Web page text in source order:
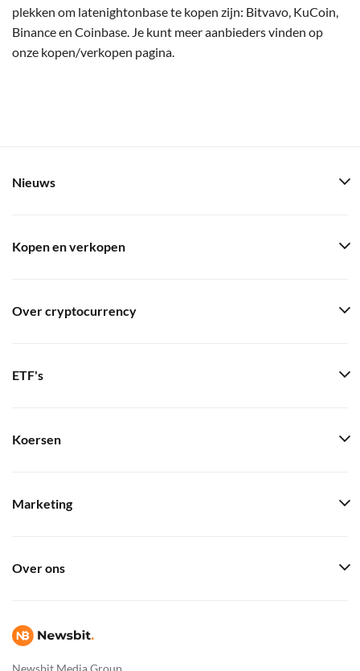
plekken om latenightonbase te kopen zijn: Bitvavo, KuCoin,
Binance en Coinbase. Je kunt meer aanbieders vinden op
onze kopen/verkopen pagina.
Newsbit Media Group
Nieuws
Kopen en verkopen
Over cryptocurrency
ETF's
Koersen
Marketing
Over ons